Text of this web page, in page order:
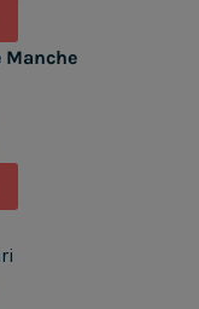
Manche